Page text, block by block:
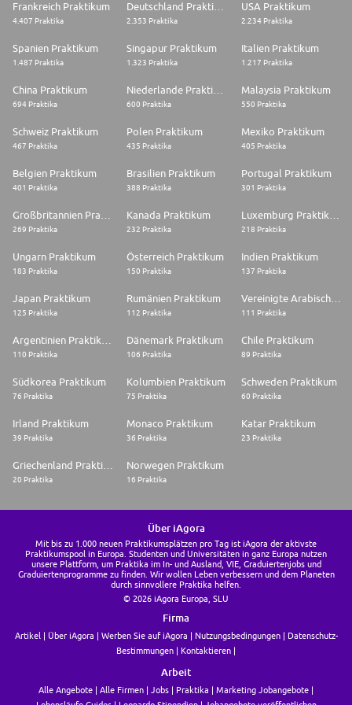
Frankreich Praktikum
4.407 Praktika 2.353 Praktika
USA Praktikum
2.234 Praktika
Spanien Praktikum
1.487 Praktika
Singapur Praktikum
1.323 Praktika
Italien Praktikum
1.217 Praktika
China Praktikum
694 Praktika 600 Praktika
Malaysia Praktikum
550 Praktika
Schweiz Praktikum
467 Praktika
Polen Praktikum
435 Praktika
Mexiko Praktikum
405 Praktika
Belgien Praktikum
401 Praktika
Brasilien Praktikum
388 Praktika
Portugal Praktikum
301 Praktika
269 Praktika
Kanada Praktikum
232 Praktika 218 Praktika
Ungarn Praktikum
183 Praktika
Österreich Praktikum
150 Praktika
Indien Praktikum
137 Praktika
Japan Praktikum
125 Praktika
Rumänien Praktikum
112 Praktika
Vereinigte Arabische Emirate Praktikum
111 Praktika
110 Praktika
Dänemark Praktikum
106 Praktika
Chile Praktikum
89 Praktika
Südkorea Praktikum
76 Praktika
Kolumbien Praktikum
75 Praktika
Schweden Praktikum
60 Praktika
Irland Praktikum
39 Praktika
Monaco Praktikum
36 Praktika
Katar Praktikum
23 Praktika
20 Praktika
Norwegen Praktikum
16 Praktika
Über iAgora
Mit bis zu 1.000 neuen Praktikumsplätzen pro Tag ist iAgora der aktivste
Praktikumspool in Europa. Studenten und Universitäten in ganz Europa nutzen
unsere Plattform, um Praktika im In- und Ausland, VIE, Graduiertenjobs und
Graduiertenprogramme zu finden. Wir wollen Leben verbessern und dem Planeten
durch sinnvollere Praktika helfen.
© 2026 iAgora Europa, SLU
Firma
Artikel Über iAgora Werben Sie auf iAgora Nutzungsbedingungen
Datenschutz-
Bestimmungen
Kontaktieren
Arbeit
Alle Angebote Alle Firmen Jobs Praktika
Marketing Jobangebote